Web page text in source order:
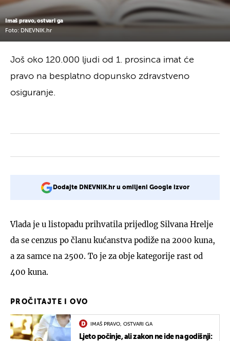
Imaš pravo, ostvari ga
Foto: DNEVNIK.hr
Još oko 120.000 ljudi od 1. prosinca imat će
pravo na besplatno dopunsko zdravstveno
osiguranje.
Dodajte DNEVNIK.hr u omiljeni Google izvor
Vlada je u listopadu prihvatila prijedlog Silvana Hrelje
da se cenzus po članu kućanstva podiže na 2000 kuna,
a za samce na 2500. To je za obje kategorije rast od
400 kuna.
PROČITAJTE I OVO
IMAŠ PRAVO, OSTVARI GA
Ljeto počinje, ali zakon ne ide na godišnji: